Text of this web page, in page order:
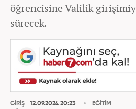
öğrencisine Valilik
sürecek.
GİRİŞ
12.09.2024 20:23
EĞİTİM